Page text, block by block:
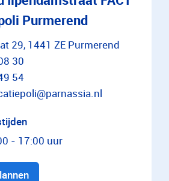
Purmerend
29, 1441 ZE Purmerend
30
54
- 17:00 uur